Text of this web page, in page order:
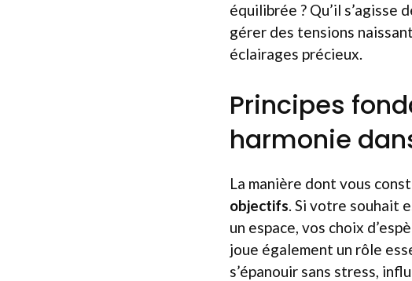
équilibrée ? Qu’il
gérer des tensions
éclairages précieux.
Principes
harmonie
La manière dont vous
objectifs . Si votre souhait
un espace, vos choix
joue également un rôle
s’épanouir sans stress,